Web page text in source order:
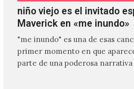
niño viejo es el invitado
Maverick en «me inundo»
"me inundo" es una de esas
primer momento en que
parte de una poderosa